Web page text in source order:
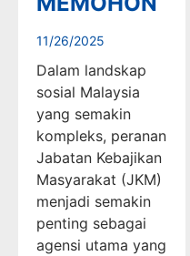
11/26/2025
Dalam landskap
sosial Malaysia
yang semakin
kompleks, peranan
Jabatan Kebajikan
Masyarakat (JKM)
menjadi semakin
penting sebagai
agensi utama yang